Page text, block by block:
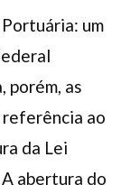
um
porém, as
ao
da Lei
abertura do